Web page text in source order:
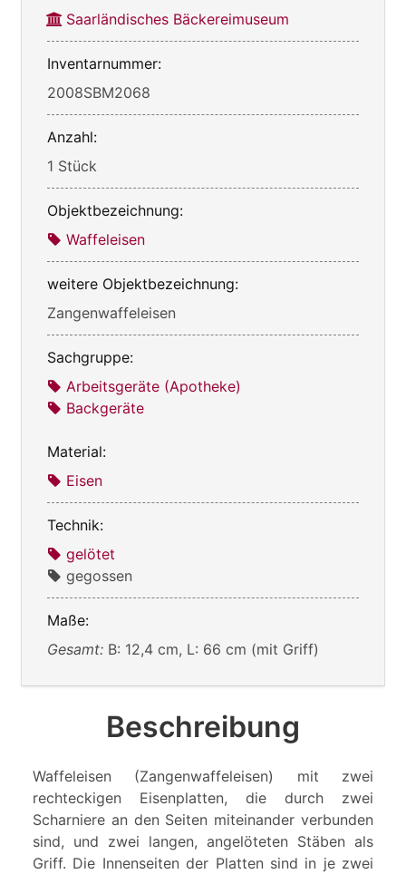
Saarländisches Bäckereimuseum
Inventarnummer:
2008SBM2068
Anzahl:
1 Stück
Objektbezeichnung:
Waffeleisen
weitere Objektbezeichnung:
Zangenwaffeleisen
Sachgruppe:
Arbeitsgeräte (Apotheke)
Backgeräte
Material:
Eisen
Technik:
gelötet
gegossen
Maße:
Gesamt: B: 12,4 cm, L: 66 cm (mit Griff)
Beschreibung
Waffeleisen (Zangenwaffeleisen) mit zwei
rechteckigen Eisenplatten, die durch zwei
Scharniere an den Seiten miteinander verbunden
sind, und zwei langen, angelöteten Stäben als
Griff. Die Innenseiten der Platten sind in je zwei